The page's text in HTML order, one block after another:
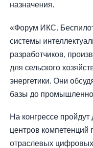
назначения.
«Форум ИКС.
системы
разработчиков,
для сельского
энергетики. Они
базы до
На конгрессе
центров
отраслевых